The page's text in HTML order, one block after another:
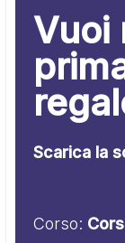
Vuoi
Scarica la
Corso: